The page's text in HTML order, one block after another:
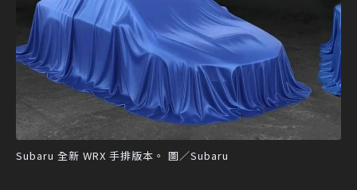
Subaru 全新 WRX 手排版本。 圖／Subaru